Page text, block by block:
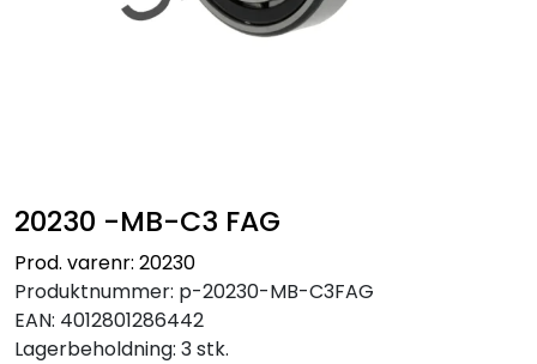
20230 -MB-C3 FAG
Prod. varenr: 20230
Produktnummer: p-20230-MB-C3FAG
EAN: 4012801286442
Lagerbeholdning: 3 stk.